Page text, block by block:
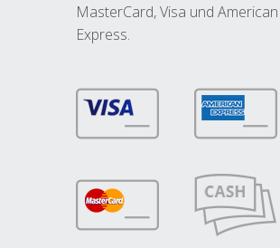
MasterCard, Visa und American
Express.